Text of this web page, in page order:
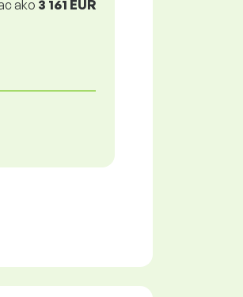
ako 3 161 EUR